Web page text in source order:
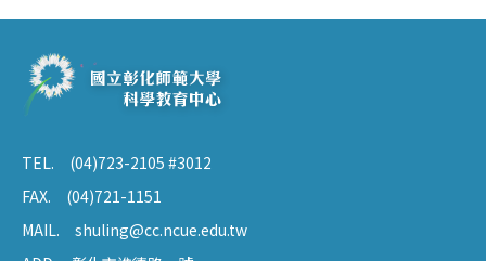
TEL. (04)723-2105 #3012
FAX. (04)721-1151
MAIL. shuling@cc.ncue.edu.tw